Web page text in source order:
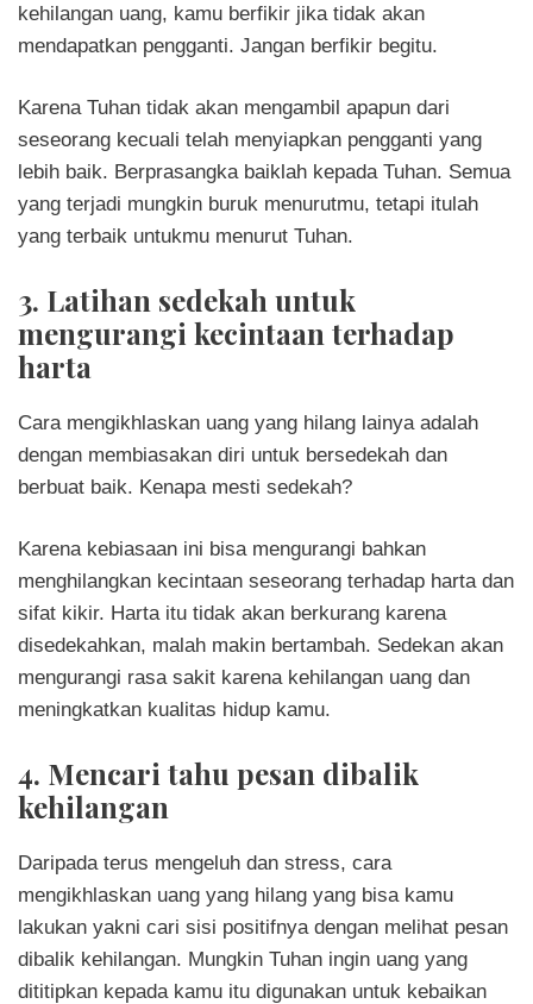
kehilangan uang, kamu berfikir jika tidak akan
mendapatkan pengganti. Jangan berfikir begitu.
Karena Tuhan tidak akan mengambil apapun dari
seseorang kecuali telah menyiapkan pengganti yang
lebih baik. Berprasangka baiklah kepada Tuhan. Semua
yang terjadi mungkin buruk menurutmu, tetapi itulah
yang terbaik untukmu menurut Tuhan.
3. Latihan sedekah untuk
mengurangi kecintaan terhadap
harta
Cara mengikhlaskan uang yang hilang lainya adalah
dengan membiasakan diri untuk bersedekah dan
berbuat baik. Kenapa mesti sedekah?
Karena kebiasaan ini bisa mengurangi bahkan
menghilangkan kecintaan seseorang terhadap harta dan
sifat kikir. Harta itu tidak akan berkurang karena
disedekahkan, malah makin bertambah. Sedekan akan
mengurangi rasa sakit karena kehilangan uang dan
meningkatkan kualitas hidup kamu.
4. Mencari tahu pesan dibalik
kehilangan
Daripada terus mengeluh dan stress, cara
mengikhlaskan uang yang hilang yang bisa kamu
lakukan yakni cari sisi positifnya dengan melihat pesan
dibalik kehilangan. Mungkin Tuhan ingin uang yang
dititipkan kepada kamu itu digunakan untuk kebaikan